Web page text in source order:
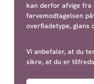
kan derfor afvige fra
farvemodtagelsen
overfladetype, glans
Vi anbefaler, at du
sikre, at du er